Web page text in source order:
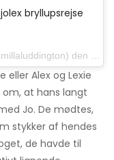
bryllupsrejse
den 8. februar 2019 kl. 14:21 PST
eller Alex og Lexie
at hans langt
Jo. De mødtes,
stykker af hendes
de havde til